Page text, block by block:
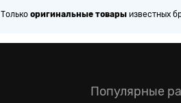
Только оригинальные товары известных
Популярные